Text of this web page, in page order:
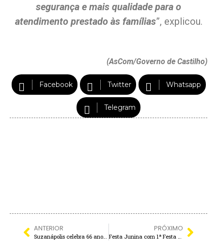
segurança e mais qualidade para o
atendimento prestado às famílias”, explicou.
(AsCom/Governo de Castilho)
Facebook Twitter Whatsapp
Telegram
ANTERIOR
Suzanápolis celebra 66 anos com programação especial de aniversário que ultrapassa o mês
PRÓXIMO
Festa Junina com 1ª Festa do Milho e da Mandioca começam amanhã, em Sud Mennucci